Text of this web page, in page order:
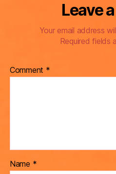
Leave
Your email address
Required fields
Comment *
Name *